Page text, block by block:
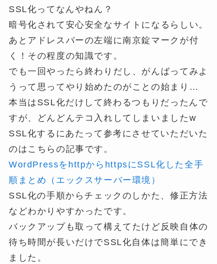
SSL化ってなんやねん？
暗号化されて安心安全なサイトになるらしい。
あとアドレスバーの左端に南京錠マークが付
く！その程度の知識です。
でも一回やったら終わりだし、がんばってみよ
うって思ってやり始めたのがことの始まり…
本当はSSL化だけして終わるつもりだったんで
すが、どんどんテコ入れしてしまいましたw
SSL化するにあたって参考にさせていただいた
のはこちらの記事です。
WordPressをhttpからhttpsにSSL化した全手
順まとめ（エックスサーバー環境）
SSL化の手順からチェックのしかた、修正方法
などわかりやすかったです。
バックアップも取って構えてたけど反映自体の
待ち時間が長いだけでSSL化自体は簡単にでき
ました。